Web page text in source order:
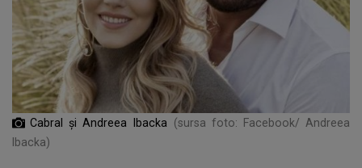
Cabral și Andreea Ibacka
(sursa foto: Facebook/ Andreea
Ibacka)